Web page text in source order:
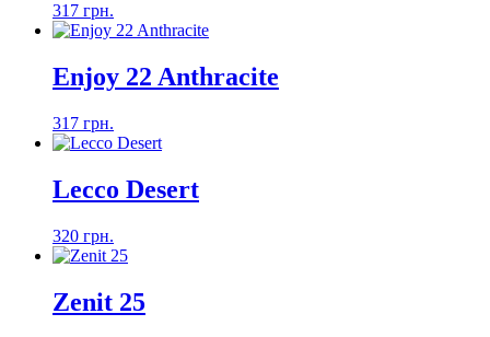
317 грн.
Enjoy 22 Anthracite
317 грн.
Lecco Desert
320 грн.
Zenit 25